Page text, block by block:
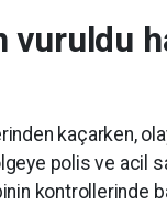
vuruldu
kaçarken,
polis ve acil
kontrollerinde